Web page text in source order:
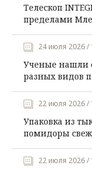
Телескоп
пределами
24 июля 2026 /
Ученые нашли
разных видов
22 июля 2026 /
Упаковка из
помидоры
22 июля 2026 /